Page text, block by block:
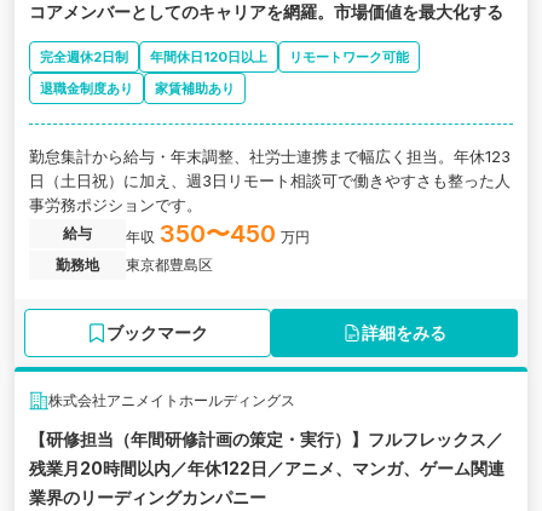
コアメンバーとしてのキャリアを網羅。市場価値を最大化する
完全週休2日制 年間休日120日以上
リモートワーク可能
退職金制度あり
家賃補助あり
勤怠集計から給与・年末調整、社労士連携まで幅広く担当。年休123
日（土日祝）に加え、週3日リモート相談可で働きやすさも整った人
事労務ポジションです。
給与 年収 350〜450 万円
勤務地
東京都豊島区
ブックマーク 詳細をみる
株式会社アニメイトホールディングス
【研修担当（年間研修計画の策定・実行）】フルフレックス／
残業月20時間以内／年休122日／アニメ、マンガ、ゲーム関連
業界のリーディングカンパニー